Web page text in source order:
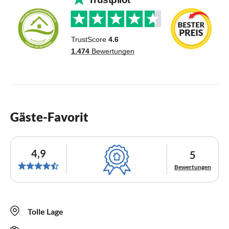
Gäste-Favorit
4,9 5
Bewertungen
Tolle Lage